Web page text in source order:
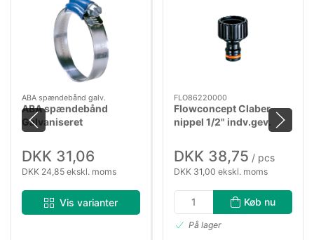
ABA spændebånd galv.
ABA spændebånd
Galvaniseret
DKK 31,06
DKK 24,85 ekskl. moms
Vis varianter
FLO86220000
Flowconcept Claber
nippel 1/2" indv.gev.
DKK 38,75 / pcs
DKK 31,00 ekskl. moms
Køb nu
På lager